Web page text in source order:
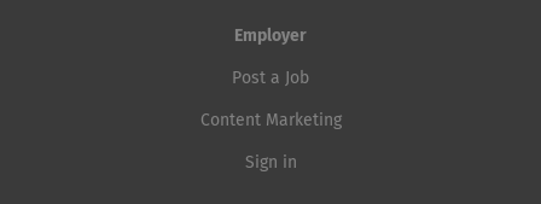
Employer
Post a Job
Content Marketing
Sign in